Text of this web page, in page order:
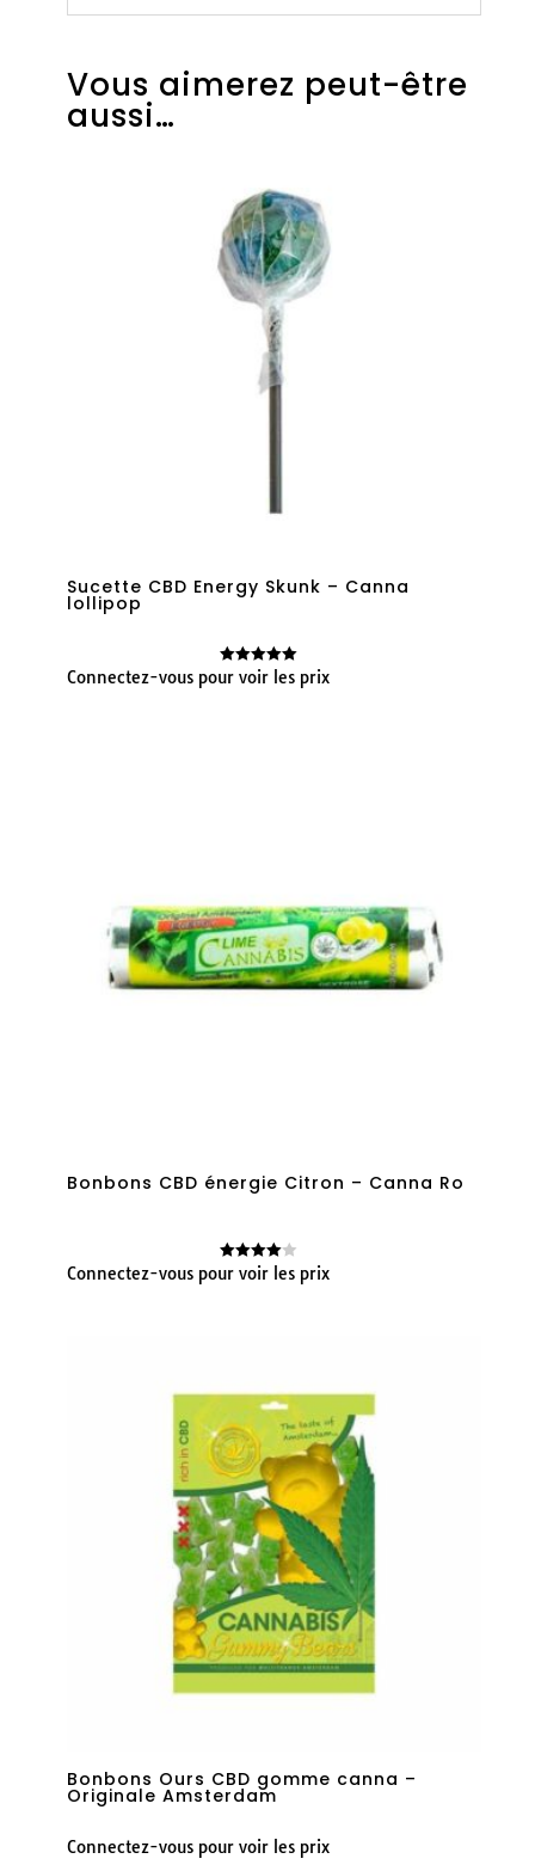
Vous aimerez peut-être
aussi…
Sucette CBD Energy Skunk – Canna
lollipop
Note
Connectez-vous pour voir les prix
Bonbons CBD énergie Citron – Canna Ro
Note
Connectez-vous pour voir les prix
Bonbons Ours CBD gomme canna –
Originale Amsterdam
Connectez-vous pour voir les prix